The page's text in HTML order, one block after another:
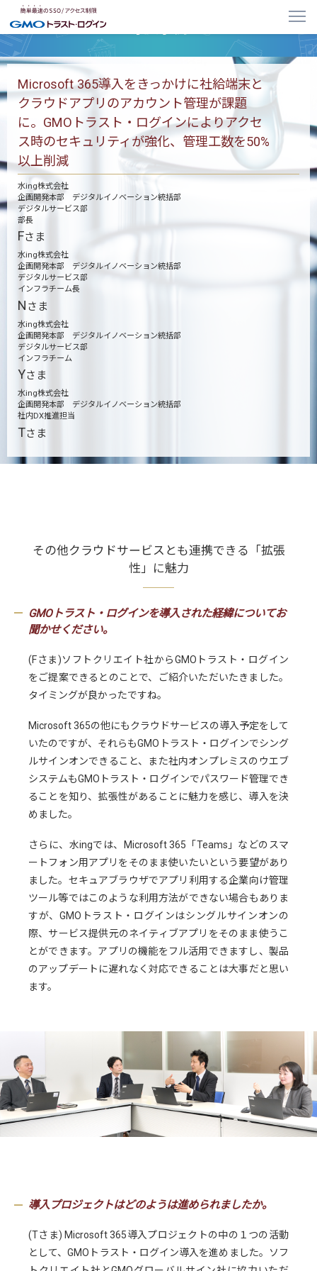
Microsoft 365導入をきっかけに社給端末と
クラウドアプリのアカウント管理が課題
に。GMOトラスト・ログインによりアクセ
ス時のセキュリティが強化、管理工数を50%
以上削減
水ing株式会社
企画開発本部 デジタルイノベーション統括部
デジタルサービス部
部長
Fさま
水ing株式会社
企画開発本部 デジタルイノベーション統括部
デジタルサービス部
インフラチーム長
N さま
水ing株式会社
企画開発本部 デジタルイノベーション統括部
デジタルサービス部
インフラチーム
Yさま
水ing株式会社
企画開発本部 デジタルイノベーション統括部
社内DX推進担当
Tさま
その他クラウドサービスとも連携できる「拡張
性」に魅力
GMOトラスト・ログインを導入された経緯についてお
聞かせください。
(Fさま)ソフトクリエイト社からGMOトラスト・ログイン
をご提案できるとのことで、ご紹介いただいたきました。
タイミングが良かったですね。
Microsoft 365の他にもクラウドサービスの導入予定をして
いたのですが、それらもGMOトラスト・ログインでシング
ルサインオンできること、また社内オンプレミスのウエブ
システムもGMOトラスト・ログインでパスワード管理でき
ることを知り、拡張性があることに魅力を感じ、導入を決
めました。
さらに、水ingでは、Microsoft 365「Teams」などのスマ
ートフォン用アプリをそのまま使いたいという要望があり
ました。セキュアブラウザでアプリ利用する企業向け管理
ツール等ではこのような利用方法ができない場合もありま
すが、GMOトラスト・ログインはシングルサインオンの
際、サービス提供元のネイティブアプリをそのまま使うこ
とができます。アプリの機能をフル活用できますし、製品
のアップデートに遅れなく対応できることは大事だと思い
ます。
導入プロジェクトはどのようは進められましたか。
(Tさま) Microsoft 365導入プロジェクトの中の１つの活動
として、GMOトラスト・ログイン導入を進めました。ソフ